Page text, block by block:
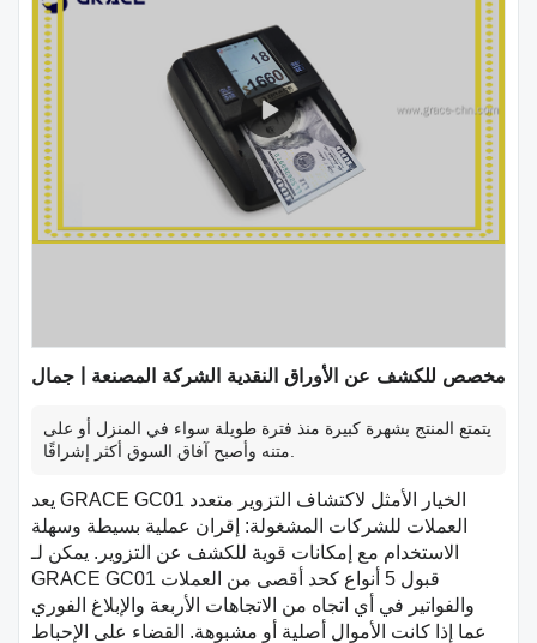
مخصص للكشف عن الأوراق النقدية الشركة المصنعة | جمال
يتمتع المنتج بشهرة كبيرة منذ فترة طويلة سواء في المنزل أو على
يعد GRACE GC01 الخيار الأمثل لاكتشاف التزوير متعدد
العملات للشركات المشغولة: إقران عملية بسيطة وسهلة
الاستخدام مع إمكانات قوية للكشف عن التزوير. يمكن لـ
GRACE GC01 قبول 5 أنواع كحد أقصى من العملات
والفواتير في أي اتجاه من الاتجاهات الأربعة والإبلاغ الفوري
عما إذا كانت الأموال أصلية أو مشبوهة. القضاء على الإحباط